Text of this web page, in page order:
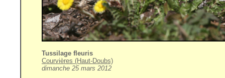
Tussilage fleuris
Courvières (Haut-Doubs)
dimanche 25 mars 2012